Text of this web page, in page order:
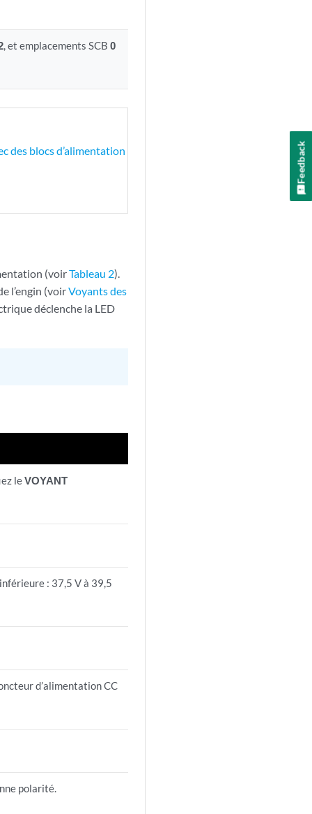
, et emplacements SCB0
des blocs d’alimentation
(voirTableau 2).
l’engin (voirVoyants des
déclenche la LED
leVOYANT
: 37,5 V à 39,5
d’alimentation CC
polarité.
Feedback